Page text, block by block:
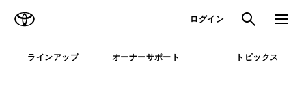
ログイン 検索 メニュ
ラインアップ オーナーサポート トピックス